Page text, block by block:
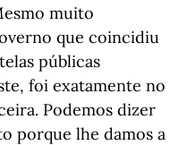
muito
que coincidiu
públicas
foi exatamente no
Podemos dizer
porque lhe damos a